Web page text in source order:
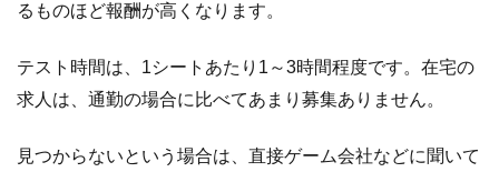
るものほど報酬が高くなります。
テスト時間は、1シートあたり1～3時間程度です。在宅の
求人は、通勤の場合に比べてあまり募集ありません。
見つからないという場合は、直接ゲーム会社などに聞いて